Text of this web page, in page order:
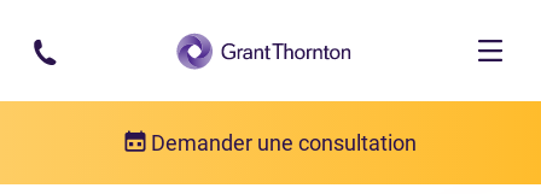
Passer au contenu principal
Demander une consultation